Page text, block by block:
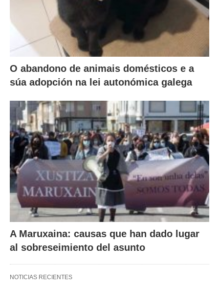
O abandono de animais domésticos e a
súa adopción na lei autonómica galega
A Maruxaina: causas que han dado lugar
al sobreseimiento del asunto
NOTICIAS RECIENTES